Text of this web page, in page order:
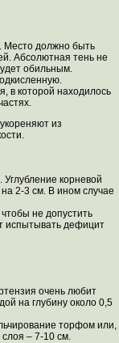
Место должно быть
Абсолютная тень не
обильным.
в которой находилось
из
корневой
2-3 см. В ином случае
не допустить
испытывать дефицит
очень любит
на глубину около 0,5
торфом или,
– 7-10 см.